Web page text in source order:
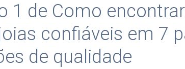
1 de Como
confiáveis em 7
de qualidade